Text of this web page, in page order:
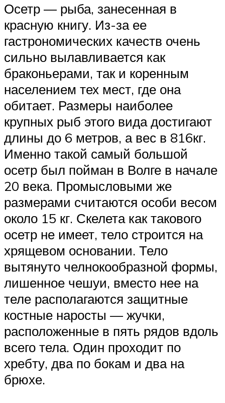
Осетр — рыба, занесенная в
красную книгу. Из-за ее
гастрономических качеств очень
сильно вылавливается как
браконьерами, так и коренным
населением тех мест, где она
обитает. Размеры наиболее
крупных рыб этого вида достигают
длины до 6 метров, а вес в 816кг.
Именно такой самый большой
осетр был пойман в Волге в начале
20 века. Промысловыми же
размерами считаются особи весом
около 15 кг. Скелета как такового
осетр не имеет, тело строится на
хрящевом основании. Тело
вытянуто челнокообразной формы,
лишенное чешуи, вместо нее на
теле располагаются защитные
костные наросты — жучки,
расположенные в пять рядов вдоль
всего тела. Один проходит по
хребту, два по бокам и два на
брюхе.